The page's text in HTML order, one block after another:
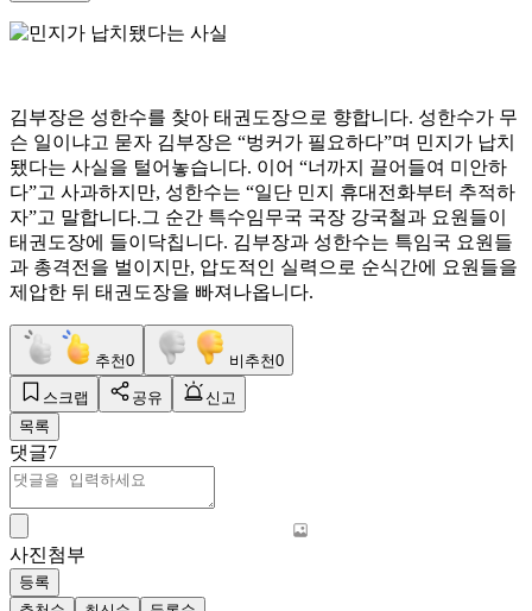
김부장은 성한수를 찾아 태권도장으로 향합니다. 성한수가 무
슨 일이냐고 묻자 김부장은 “벙커가 필요하다”며 민지가 납치
됐다는 사실을 털어놓습니다. 이어 “너까지 끌어들여 미안하
다”고 사과하지만, 성한수는 “일단 민지 휴대전화부터 추적하
자”고 말합니다.그 순간 특수임무국 국장 강국철과 요원들이
태권도장에 들이닥칩니다. 김부장과 성한수는 특임국 요원들
과 총격전을 벌이지만, 압도적인 실력으로 순식간에 요원들을
제압한 뒤 태권도장을 빠져나옵니다.
추천0 비추천0
스크랩 공유
신고
목록
댓글7
사진첨부
등록